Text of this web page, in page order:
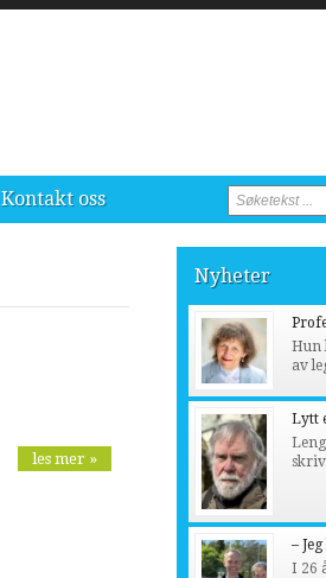
Kontakt oss
les mer »
Nyheter
Hun
av
Lytt
–
I 26